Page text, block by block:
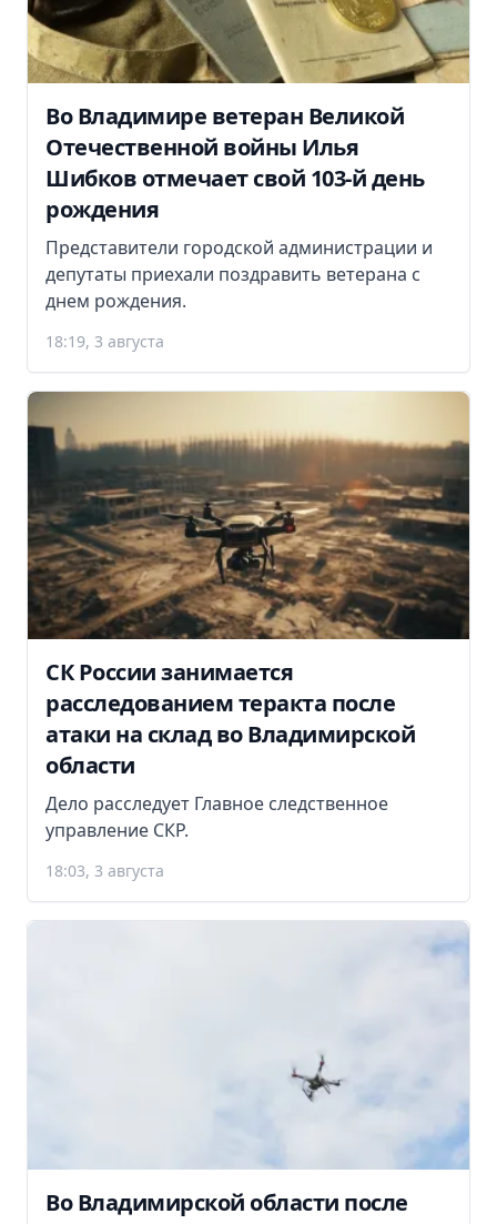
Во Владимире ветеран Великой
Отечественной войны Илья
Шибков отмечает свой 103-й день
рождения
Представители городской администрации и
депутаты приехали поздравить ветерана с
днем рождения.
18:19, 3 августа
СК России занимается
расследованием теракта после
атаки на склад во Владимирской
области
Дело расследует Главное следственное
управление СКР.
18:03, 3 августа
Во Владимирской области после